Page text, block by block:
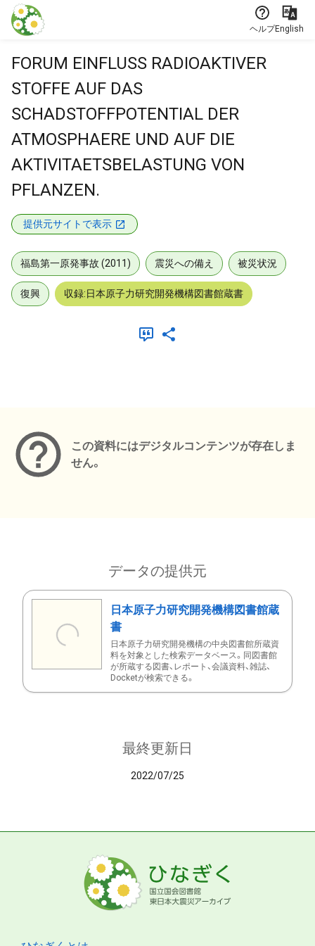
本文に飛ぶ
ヘルプEnglish
FORUM EINFLUSS RADIOAKTIVER
STOFFE AUF DAS
SCHADSTOFFPOTENTIAL DER
ATMOSPHAERE UND AUF DIE
AKTIVITAETSBELASTUNG VON
PFLANZEN.
提供元サイトで表示
福島第一原発事故 (2011) 震災への備え 被災状況
復興 収録:日本原子力研究開発機構図書館蔵書
この資料にはデジタルコンテンツが存在しま
せん。
データの提供元
日本原子力研究開発機構図書館蔵
書
日本原子力研究開発機構の中央図書館所蔵資
料を対象とした検索データベース。同図書館
が所蔵する図書、レポート、会議資料、雑誌、
Docketが検索できる。
最終更新日
2022/07/25